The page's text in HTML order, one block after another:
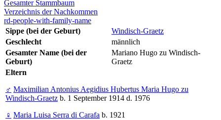
Gesamter Stammbaum
Verzeichnis der Nachkommen
rd-people-with-family-name
Sippe (bei der Geburt)
Windisch-Graetz
Geschlecht
männlich
Gesamter Name (bei der
Geburt)
Mariano Hugo zu Windisch-
Graetz
Eltern
♂ Maximilian Antonius Aegidius Hubertus Maria Hugo zu
Windisch-Graetz b. 1 September 1914 d. 1976
♀ Maria Luisa Serra di Carafa b. 1921